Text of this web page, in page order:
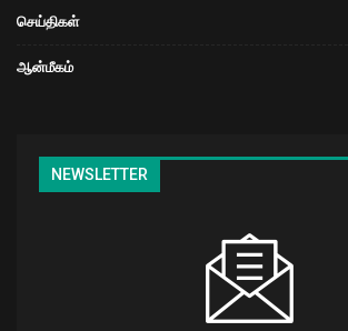
செய்திகள்
ஆன்மீகம்
NEWSLETTER